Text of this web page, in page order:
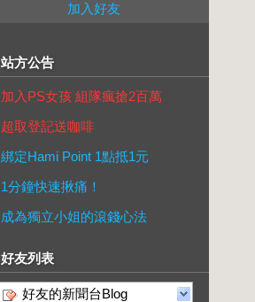
加入好友
站方公告
加入PS女孩 組隊瘋搶2百萬
超取登記送咖啡
綁定Hami Point 1點抵1元
1分鐘快速揪痛！
成為獨立小姐的滾錢心法
好友列表
好友的新聞台Blog